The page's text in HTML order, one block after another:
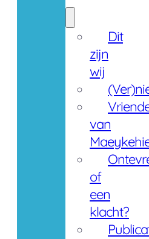
Dit
zijn
wij
van
of
een
klacht?